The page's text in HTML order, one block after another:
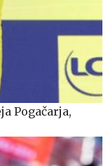
Pogačarja,